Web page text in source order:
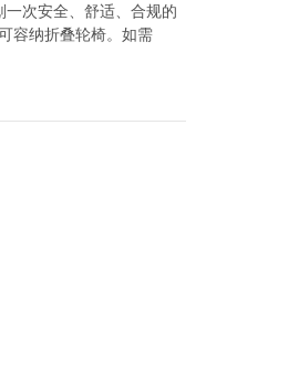
次安全、舒适、合规的
容纳折叠轮椅。如需